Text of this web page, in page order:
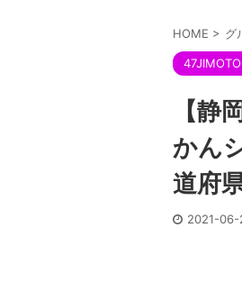
HOME > グ
【静
かん
道府
2021-06-